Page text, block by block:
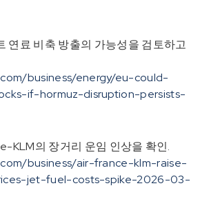
연료 비축 방출의 가능성을 검토하고
business/energy/eu-could-
if-hormuz-disruption-persists-
KLM의 장거리 운임 인상을 확인.
business/air-france-klm-raise-
jet-fuel-costs-spike-2026-03-